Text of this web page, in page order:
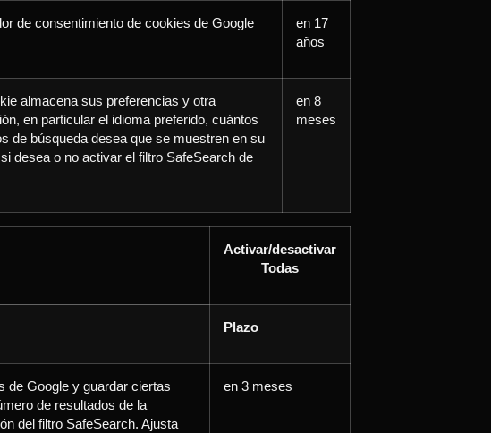
de consentimiento de cookies de Google
en 17
años
almacena sus preferencias y otra
en particular el idioma preferido, cuántos
de búsqueda desea que se muestren en su
desea o no activar el filtro SafeSearch de
en 8
meses
Activar/desactivar
Todas
Plazo
de Google y guardar ciertas
de resultados de la
del filtro SafeSearch. Ajusta
en 3 meses